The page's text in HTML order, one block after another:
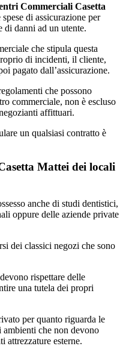
Commerciali Casetta
di assicurazione per
di danni ad un utente.
che stipula questa
di incidenti, il cliente,
pagato dall’assicurazione.
che possono
commerciale, non è escluso
affittuari.
un qualsiasi contratto è
Mattei dei locali
anche di studi dentistici,
oppure delle aziende private
dei classici negozi che sono
rispettare delle
una tutela dei propri
per quanto riguarda le
che non devono
attrezzature esterne.